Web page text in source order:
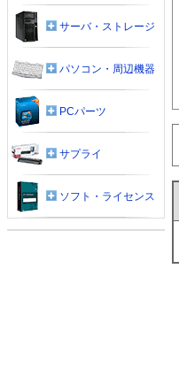
サーバ・ストレージ
パソコン・周辺機器
PCパーツ
サプライ
ソフト・ライセンス